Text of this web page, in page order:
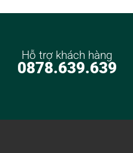
Hỗ trợ khách hàng
0878.639.639